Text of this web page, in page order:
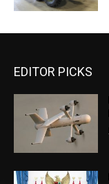
EDITOR PICKS